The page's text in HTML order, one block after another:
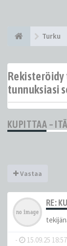
Turku
tunnuksiasi
KUPITTAA –
Vastaa
RE:
- 15.09.25 18:57